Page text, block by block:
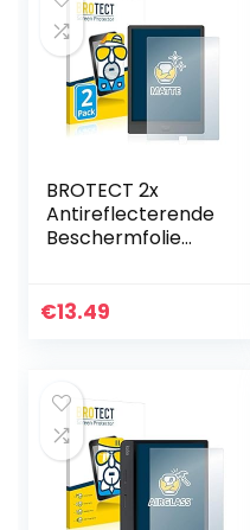
BROTECT 2x
Antireflecterende
Beschermfolie
Anti-Glare Screen
€13.49